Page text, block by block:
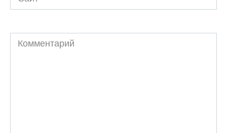
Комментарий